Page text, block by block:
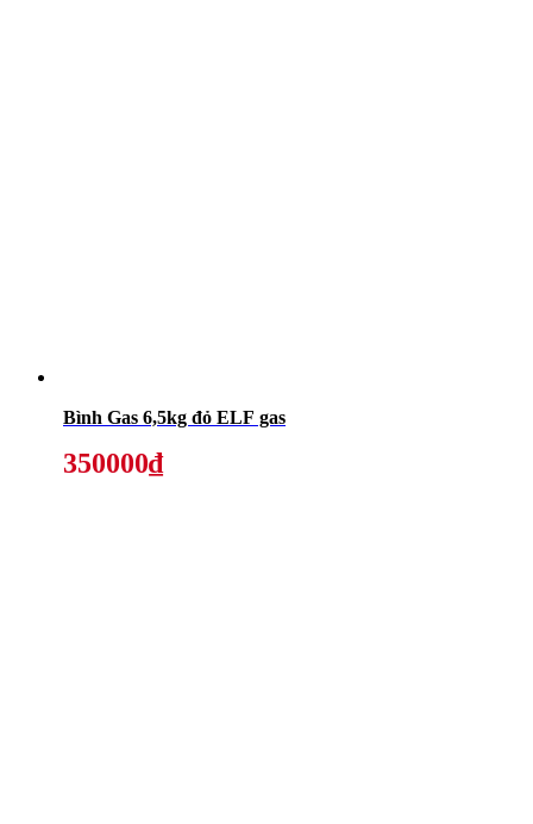
Bình Gas 6,5kg đỏ ELF gas
350000₫